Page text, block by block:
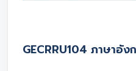
GECRRU104 ภาษาอั